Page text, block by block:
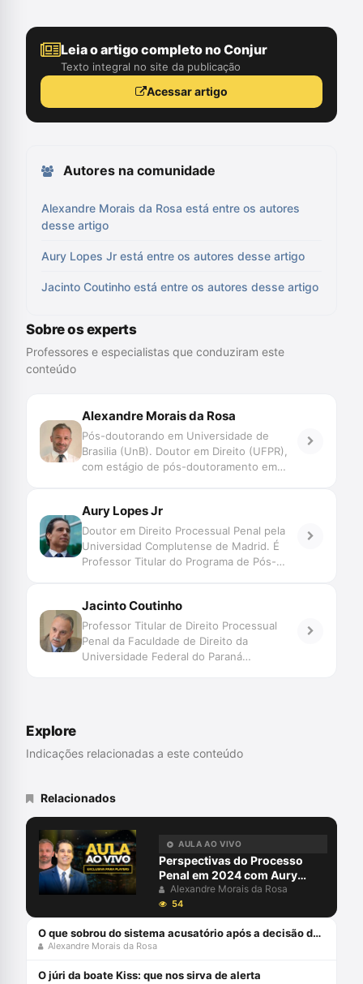
Leia o artigo completo no Conjur
Texto integral no site da publicação
Acessar artigo
Autores na comunidade
Alexandre Morais da Rosa está entre os autores
desse artigo
Aury Lopes Jr está entre os autores desse artigo
Jacinto Coutinho está entre os autores desse artigo
Sobre os experts
Professores e especialistas que conduziram este
conteúdo
Alexandre Morais da Rosa
Pós-doutorando em Universidade de
Brasilia (UnB). Doutor em Direito (UFPR),
com estágio de pós-doutoramento em
Professor do Programa de Graduação,
Mestrado e Doutorado da UNIVALI. Juiz
de Direito do TJSC. Membro Honorário da
Associação Ibero Americana de Direito e
Decisão, Automação e Inteligência
Artificial aplicadas ao Direito Judiciário,
com perspectiva transdisciplinar.
Coordena o Grupo de Pesquisa
Aury Lopes Jr
Doutor em Direito Processual Penal pela
Universidad Complutense de Madrid. É
Professor Titular do Programa de Pós-
Pontifícia Universidade Católica do Rio
Grande do Sul. Advogado criminalista.
Membro da Abracrim
Jacinto Coutinho
Professor Titular de Direito Processual
Penal da Faculdade de Direito da
Universidade Federal do Paraná
UNIVEL, Cascavel. Especialista em
Roma “La Sapienza”). Presidente de Honra
Comissão de Juristas do Senado Federal
que elaborou o Anteprojeto de Reforma
Global do CPP, hoje Projeto 156/2009-
PLS.
Explore
Indicações relacionadas a este conteúdo
Relacionados
AULA AO VIVO
Perspectivas do Processo
Penal em 2024 com Aury
Lopes Jr e Alexandre Morais
da Rosa
Alexandre Morais da Rosa
54
O que sobrou do sistema acusatório após a decisão do STF?
Alexandre Morais da Rosa
O júri da boate Kiss: que nos sirva de alerta